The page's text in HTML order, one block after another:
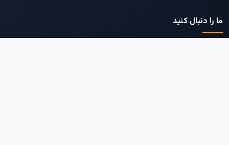
ما را دنبال کنید